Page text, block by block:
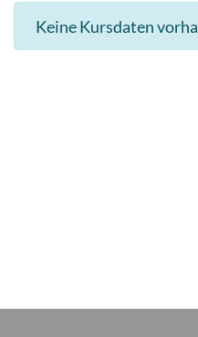
Keine Kursdaten